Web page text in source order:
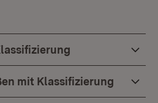
mit Klassifizierung